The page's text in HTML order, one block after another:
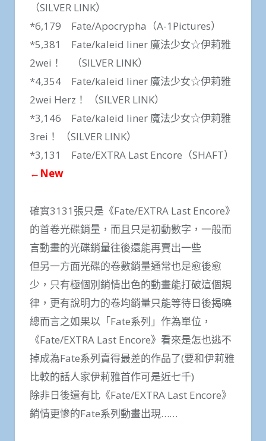
（SILVER LINK）
*6,179 Fate/Apocrypha（A-1Pictures）
*5,381 Fate/kaleid liner 魔法少女☆伊莉雅
2wei！ （SILVER LINK）
*4,354 Fate/kaleid liner 魔法少女☆伊莉雅
2wei Herz！ （SILVER LINK）
*3,146 Fate/kaleid liner 魔法少女☆伊莉雅
3rei！ （SILVER LINK）
*3,131 Fate/EXTRA Last Encore（SHAFT）
←New
確實3131張只是《Fate/EXTRA Last Encore》
的首卷光碟銷量，而且只是初動數字，一般而
言動畫的光碟銷量往後還能再賣出一些
但另一方面光碟的卷數銷量通常也是愈後愈
少，只有極個別銷情出色的動畫能打破這個規
律，更有說明力的卷均銷量只能等待日後揭曉
總而言之如果以「Fate系列」作為單位，
《Fate/EXTRA Last Encore》看來是怎也逃不
掉成為Fate系列賣得最差的作品了(要和伊莉雅
比較的話人家伊莉雅首作可是近七千)
除非日後還有比《Fate/EXTRA Last Encore》
銷情更慘的Fate系列動畫出現……